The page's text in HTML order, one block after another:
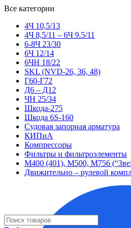
Все категории
4Ч 10,5/13
4Ч 8,5/11 – 6Ч 9.5/11
6-8Ч 23/30
6Ч 12/14
6ЧН 18/22
SKL (NVD-26, 36, 48)
Г60-Г72
Д6 – Д12
ЧН 25/34
Шкода-275
Шкода 6S-160
Судовая запорная арматура
КИПиА
Компрессоры
Фильтры и фильтроэлементы
М400 (401), М500, М756
Движительно – рулевой